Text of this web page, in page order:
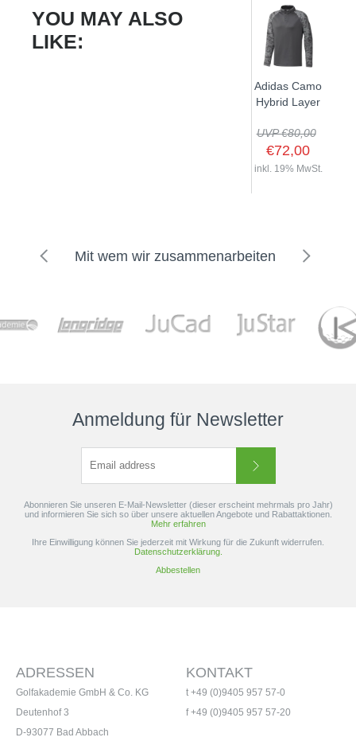
YOU MAY ALSO
LIKE:
Adidas Camo
Hybrid Layer
UVP €80,00
€72,00
inkl. 19% MwSt.
Mit wem wir zusammenarbeiten
Anmeldung für Newsletter
Abonnieren Sie unseren E-Mail-Newsletter (dieser erscheint mehrmals pro Jahr)
und informieren Sie sich so über unsere aktuellen Angebote und Rabattaktionen.
Mehr erfahren
Ihre Einwilligung können Sie jederzeit mit Wirkung für die Zukunft widerrufen.
Datenschutzerklärung.
Abbestellen
KONTAKT
t +49 (0)9405 957 57-0
f +49 (0)9405 957 57-20
ADRESSEN
Golfakademie GmbH & Co. KG
Deutenhof 3
D-93077 Bad Abbach